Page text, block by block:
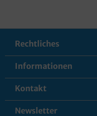
Rechtliches
Informationen
Kontakt
Newsletter